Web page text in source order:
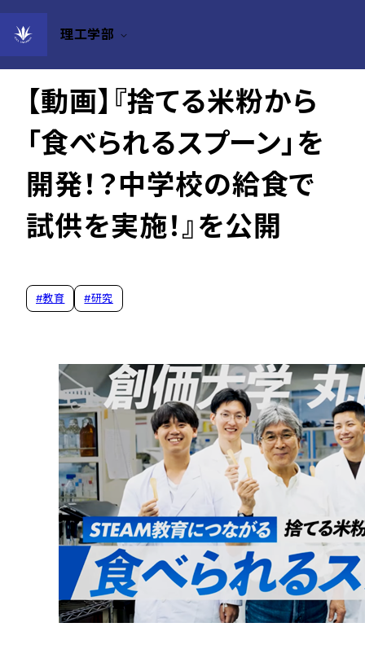
理工学部
2025年10月22日
【動画】『捨てる米粉から
「食べられるスプーン」を
開発！？中学校の給食で
試供を実施！』を公開
#教育 #研究